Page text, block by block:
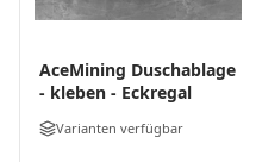
AceMining Duschablage
- kleben - Eckregal
Varianten verfügbar